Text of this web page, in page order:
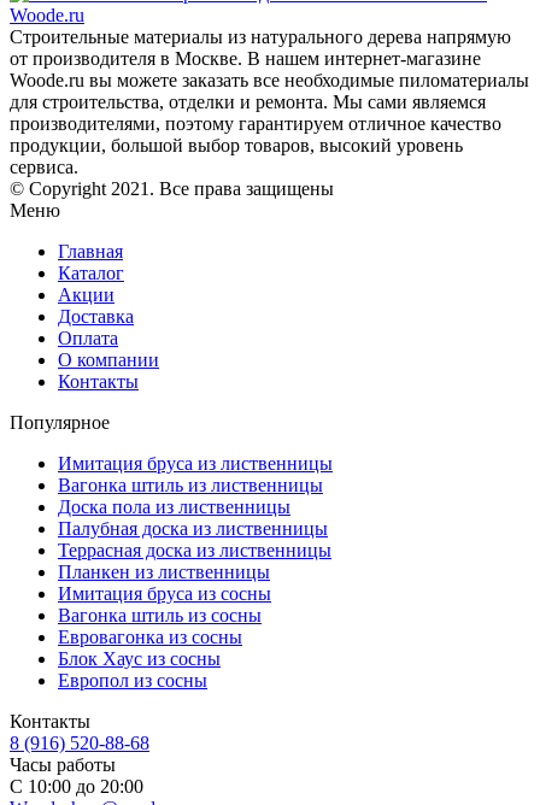
Строительные материалы из натурального дерева напрямую
от производителя в Москве. В нашем интернет-магазине
Woode.ru вы можете заказать все необходимые пиломатериалы
для строительства, отделки и ремонта. Мы сами являемся
производителями, поэтому гарантируем отличное качество
продукции, большой выбор товаров, высокий уровень
сервиса.
© Copyright 2021. Все права защищены
Меню
Главная
Каталог
Акции
Доставка
Оплата
О компании
Контакты
Популярное
Имитация бруса из лиственницы
Вагонка штиль из лиственницы
Доска пола из лиственницы
Палубная доска из лиственницы
Террасная доска из лиственницы
Планкен из лиственницы
Имитация бруса из сосны
Вагонка штиль из сосны
Евровагонка из сосны
Блок Хаус из сосны
Европол из сосны
Контакты
8 (916) 520-88-68
Часы работы
С 10:00 до 20:00